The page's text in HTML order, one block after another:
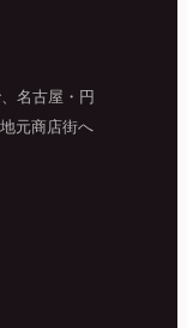
名古屋・円
元商店街へ